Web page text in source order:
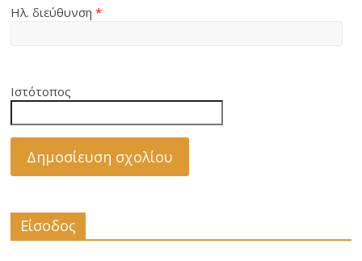
Ηλ. διεύθυνση*
Ιστότοπος
Είσοδος